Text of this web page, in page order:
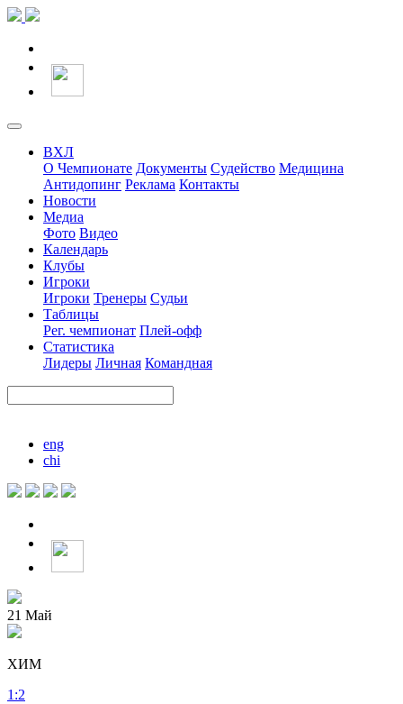
ВХЛ
О Чемпионате Документы Судейство Медицина
Антидопинг Реклама Контакты
Новости
Медиа
Фото Видео
Календарь
Клубы
Игроки
Игроки Тренеры Судьи
Таблицы
Рег. чемпионат Плей-офф
Статистика
Лидеры Личная Командная
eng
chi
21 Май
ХИМ
1 :2